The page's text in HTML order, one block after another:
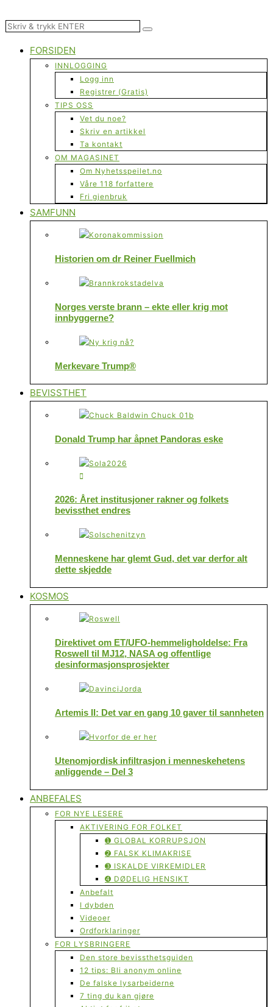
FORSIDEN
INNLOGGING
Logg inn
Registrer (Gratis)
TIPS OSS
Vet du noe?
Skriv en artikkel
Ta kontakt
OM MAGASINET
Om Nyhetsspeilet.no
Våre 118 forfattere
Fri gjenbruk
SAMFUNN
Historien om dr Reiner Fuellmich
Norges verste brann – ekte eller krig mot
innbyggerne?
Merkevare Trump®
BEVISSTHET
Donald Trump har åpnet Pandoras eske
2026: Året institusjoner rakner og folkets
bevissthet endres
Menneskene har glemt Gud, det var derfor alt
dette skjedde
KOSMOS
Direktivet om ET/UFO-hemmeligholdelse: Fra
Roswell til MJ12, NASA og offentlige
desinformasjonsprosjekter
Artemis II: Det var en gang 10 gaver til sannheten
Utenomjordisk infiltrasjon i menneskehetens
anliggende – Del 3
ANBEFALES
FOR NYE LESERE
AKTIVERING FOR FOLKET
➊ GLOBAL KORRUPSJON
➋ FALSK KLIMAKRISE
➌ ISKALDE VIRKEMIDLER
➍ DØDELIG HENSIKT
Anbefalt
I dybden
Videoer
Ordforklaringer
FOR LYSBRINGERE
Den store bevissthetsguiden
12 tips: Bli anonym online
De falske lysarbeiderne
7 ting du kan gjøre